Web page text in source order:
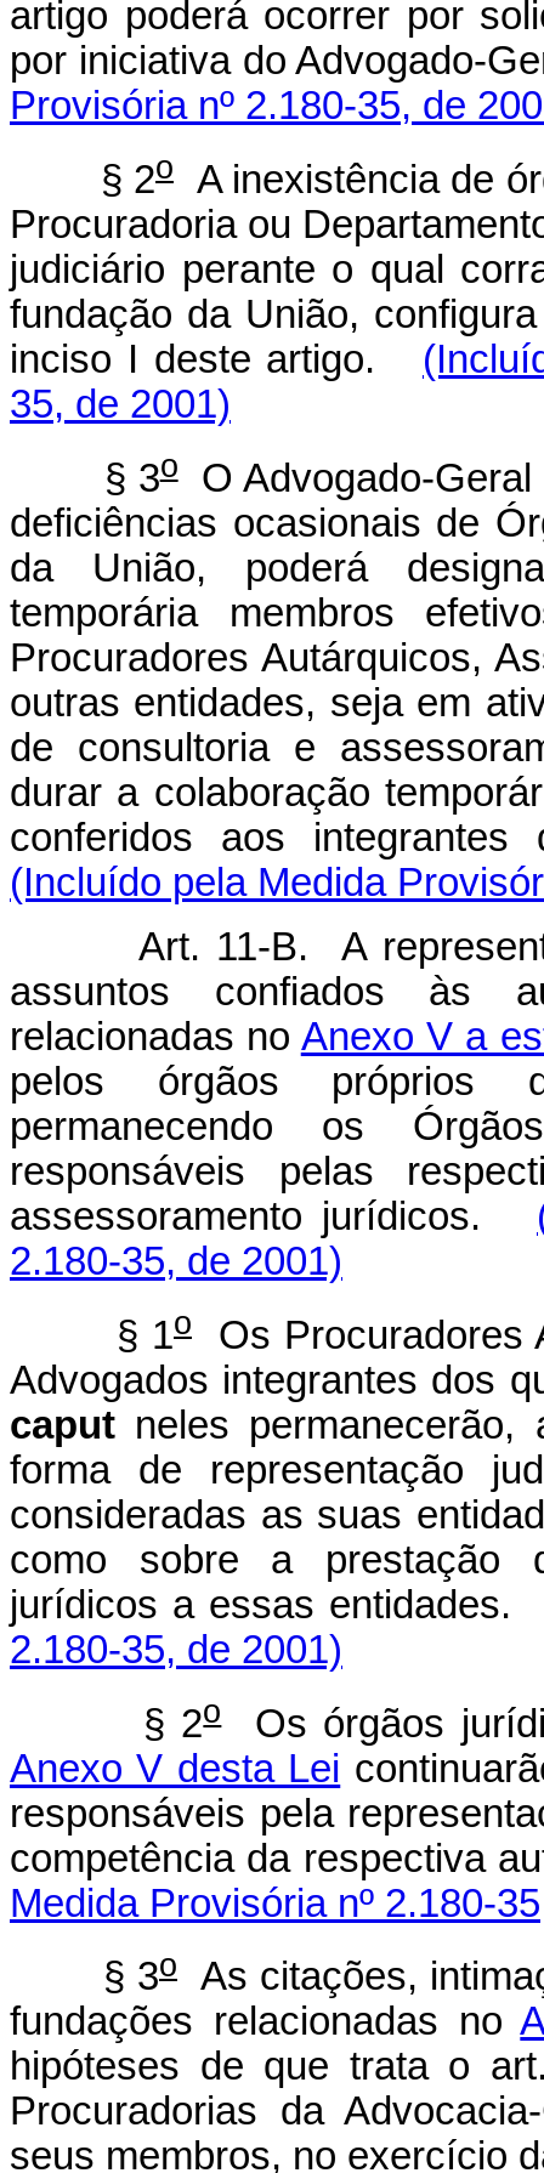
artigo poderá ocorrer por
por iniciativa do Advogado-
Provisória nº 2.180-35, de
§ 2o
A inexistência de
Procuradoria ou
judiciário perante o qual
fundação da União,
inciso I deste artigo.
35, de 2001)
§ 3oO Advogado-Geral
deficiências ocasionais de
da União, poderá
temporária membros
Procuradores Autárquicos,
outras entidades, seja em
de consultoria e
durar a colaboração
conferidos aos integrantes
(Incluído pela Medida
Art. 11-B. A
assuntos confiados às
relacionadas no Anexo V a
pelos órgãos próprios
permanecendo os
responsáveis pelas
assessoramento jurídicos.
2.180-35, de 2001)
§ 1o
Os Procuradores
Advogados integrantes dos
caput neles
forma de representação
consideradas as suas
como sobre a prestação
jurídicos a essas
2.180-35, de 2001)
§ 2oOs órgãos
Anexo V desta Lei
responsáveis pela
competência da respectiva
Medida Provisória nº 2.180-
§ 3o
As citações,
fundações relacionadas no
hipóteses de que trata o
Procuradorias da
seus membros, no exercício